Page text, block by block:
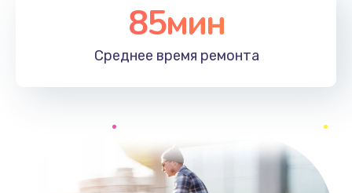
85мин
Среднее время ремонта